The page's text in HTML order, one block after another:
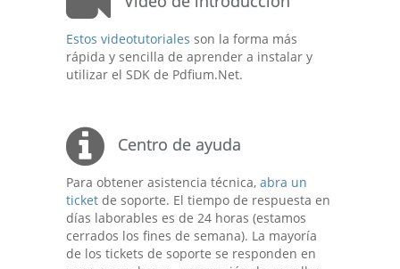
Estos videotutoriales son la forma más
rápida y sencilla de aprender a instalar y
utilizar el SDK de Pdfium.Net.
Centro de ayuda
Para obtener asistencia técnica, abra un
ticket de soporte. El tiempo de respuesta en
días laborables es de 24 horas (estamos
cerrados los fines de semana). La mayoría
de los tickets de soporte se responden en